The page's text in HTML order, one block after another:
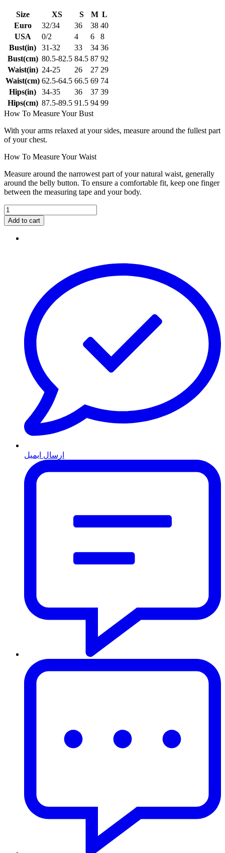
Size XS S M L
Euro
32/34 36 38 40
USA
0/2 4 6
8
Bust(in)
31-32 33 34 36
Bust(cm) 80.5-82.5 84.5 87 92
Waist(in) 24-25 26 27 29
Waist(cm) 62.5-64.5 66.5 69 74
Hips(in)
34-35 36 37 39
Hips(cm) 87.5-89.5 91.5 94 99
How To Measure Your Bust
With your arms relaxed at your sides, measure around the fullest part
of your chest.
How To Measure Your Waist
Measure around the narrowest part of your natural waist, generally
around the belly button. To ensure a comfortable fit, keep one finger
between the measuring tape and your body.
Add to cart
ارسال ایمیل